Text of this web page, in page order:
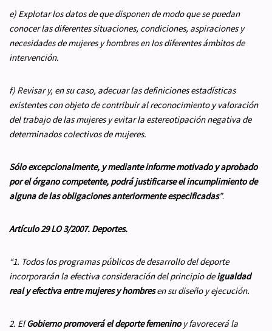
e) Explotar los datos de que disponen de modo que se puedan
conocer las diferentes situaciones, condiciones, aspiraciones y
necesidades de mujeres y hombres en los diferentes ámbitos de
intervención.
f) Revisar y, en su caso, adecuar las definiciones estadísticas
existentes con objeto de contribuir al reconocimiento y valoración
del trabajo de las mujeres y evitar la estereotipación negativa de
determinados colectivos de mujeres.
Sólo excepcionalmente, y mediante informe motivado y aprobado
por el órgano competente, podrá justificarse el incumplimiento de
alguna de las obligaciones anteriormente especificadas”.
Artículo 29 LO 3/2007. Deportes.
“1. Todos los programas públicos de desarrollo del deporte
incorporarán la efectiva consideración del principio deigualdad
real y efectiva entre mujeres y hombresen su diseño y ejecución.
2. ElGobierno promoverá el deporte femeninoy favorecerá la